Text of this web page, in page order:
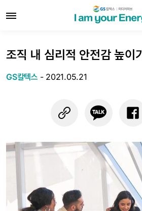
조직 내 심리적 안전감 높이기
GS칼텍스 - 2021.05.21